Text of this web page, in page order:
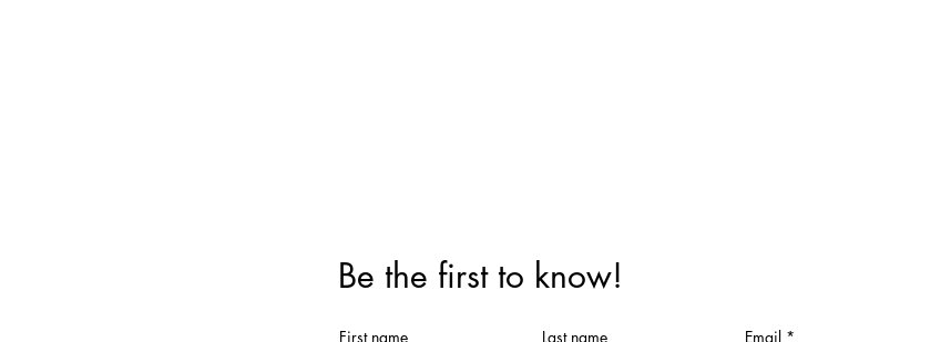
Be the first to know!
First name Last name Email